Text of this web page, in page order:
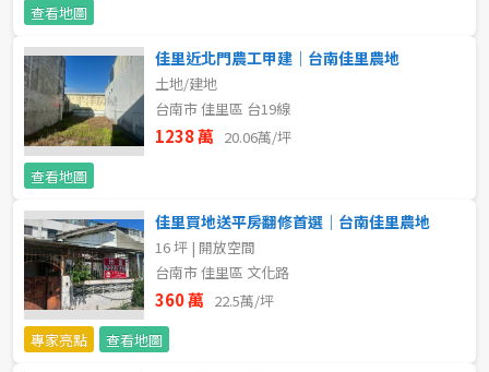
不拘
5-10 年
20-30 年 30-40 年
售價
查看地圖
佳里近北門農工甲建｜台南佳里農地
土地/建地
台南市 佳里區 台19線
1238 萬 20.06萬/坪
查看地圖
佳里買地送平房翻修首選｜台南佳里農地
16 坪 | 開放空間
台南市 佳里區 文化路
360 萬 22.5萬/坪
專家亮點
查看地圖